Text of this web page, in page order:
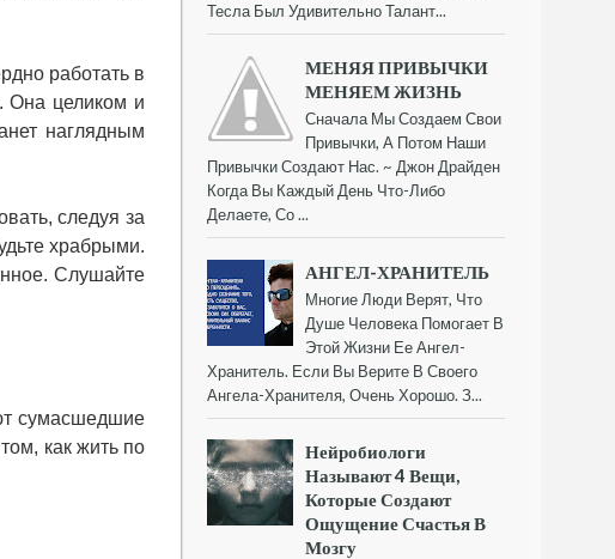
работать в
Она целиком и
наглядным
следуя за
храбрыми.
Слушайте
сумасшедшие
как жить по
Тесла Был Удивительно Талант...
МЕНЯЯ ПРИВЫЧКИ
МЕНЯЕМ ЖИЗНЬ
Сначала Мы Создаем Свои
Привычки, А Потом Наши
Привычки Создают Нас. ~ Джон Драйден
Когда Вы Каждый День Что-Либо
Делаете, Со ...
АНГЕЛ-ХРАНИТЕЛЬ
Многие Люди Верят, Что
Душе Человека Помогает В
Этой Жизни Ее Ангел-
Хранитель. Если Вы Верите В Своего
Ангела-Хранителя, Очень Хорошо. З...
Нейробиологи
Называют 4 Вещи,
Которые Создают
Ощущение Счастья В
Мозгу